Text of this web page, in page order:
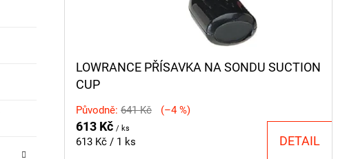
LOWRANCE PŘÍSAVKA NA SONDU SUCTION
CUP
Původně: 641 Kč (–4 %)
613 Kč / ks
Měrná
613 Kč / 1 ks DETAIL